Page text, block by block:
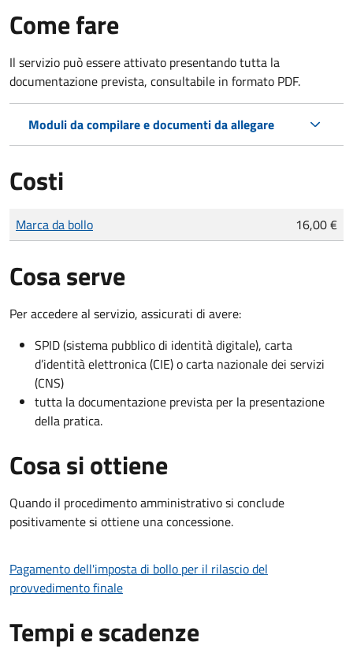
Come fare
Il servizio può essere attivato presentando tutta la
documentazione prevista, consultabile in formato PDF.
Moduli da compilare e documenti da allegare
Costi
Tipo di pagamento
Importo
Marca da bollo 16,00 €
Cosa serve
Per accedere al servizio, assicurati di avere:
SPID (sistema pubblico di identità digitale), carta
d’identità elettronica (CIE) o carta nazionale dei servizi
(CNS)
tutta la documentazione prevista per la presentazione
della pratica.
Cosa si ottiene
Quando il procedimento amministrativo si conclude
positivamente si ottiene una concessione.
Pagamento dell'imposta di bollo per il rilascio del
provvedimento finale
Tempi e scadenze